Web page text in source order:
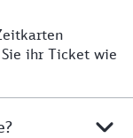
ihr Ticket wie